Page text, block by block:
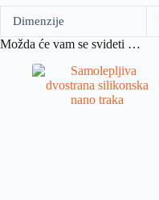
Dimenzije
Možda će vam se svideti …